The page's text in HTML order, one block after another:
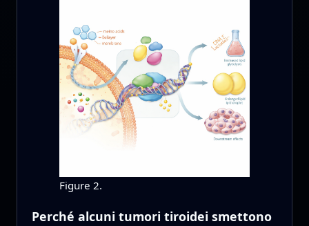
Figure 2.
Perché alcuni tumori tiroidei smettono